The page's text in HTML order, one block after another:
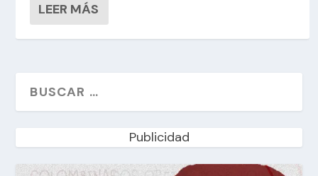
LEER MÁS
Publicidad